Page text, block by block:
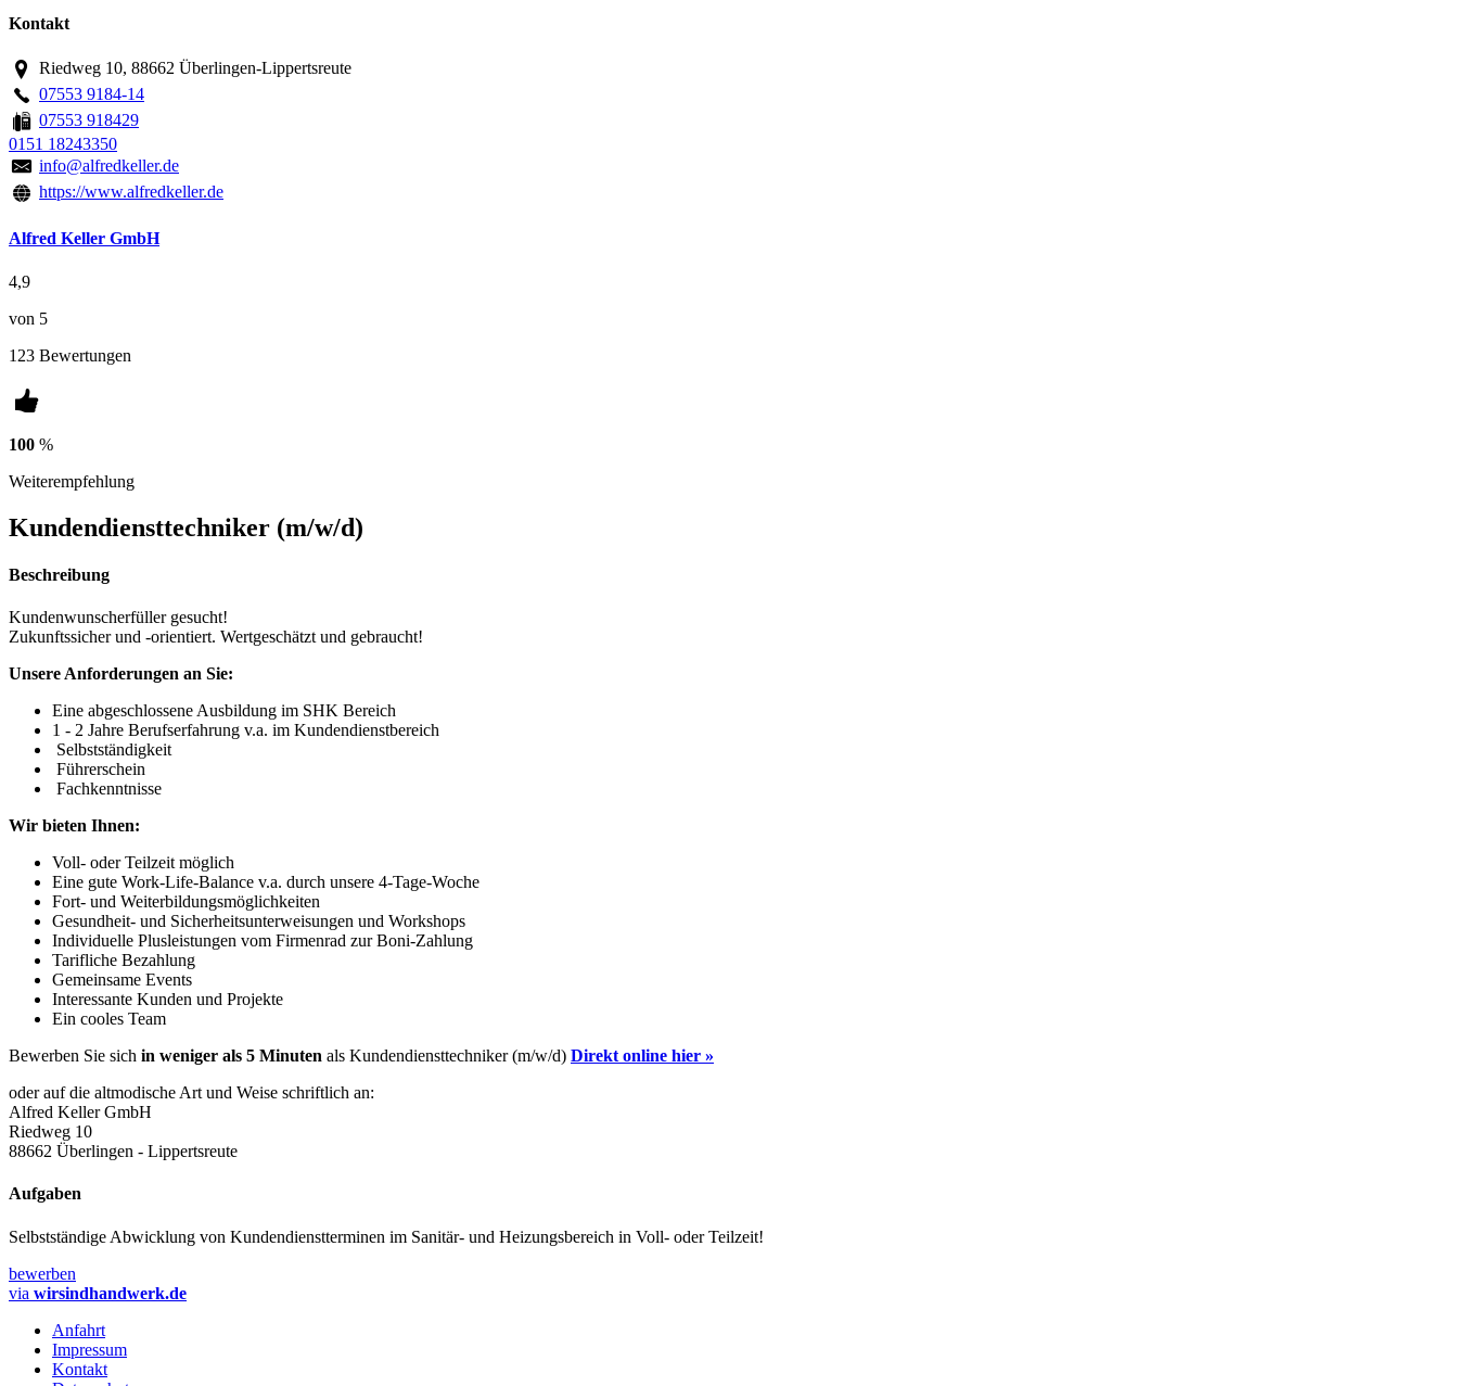
Kontakt
Riedweg 10, 88662 Überlingen-Lippertsreute
07553 9184-14
07553 918429
0151 18243350
info@alfredkeller.de
https://www.alfredkeller.de
Alfred Keller GmbH
4,9
von 5
123 Bewertungen
100 %
Weiterempfehlung
Kundendiensttechniker (m/w/d)
Beschreibung
Kundenwunscherfüller gesucht!
Zukunftssicher und -orientiert. Wertgeschätzt und gebraucht!
Unsere Anforderungen an Sie:
Eine abgeschlossene Ausbildung im SHK Bereich
1 - 2 Jahre Berufserfahrung v.a. im Kundendienstbereich
Selbstständigkeit
Führerschein
Fachkenntnisse
Wir bieten Ihnen:
Voll- oder Teilzeit möglich
Eine gute Work-Life-Balance v.a. durch unsere 4-Tage-Woche
Fort- und Weiterbildungsmöglichkeiten
Gesundheit- und Sicherheitsunterweisungen und Workshops
Individuelle Plusleistungen vom Firmenrad zur Boni-Zahlung
Tarifliche Bezahlung
Gemeinsame Events
Interessante Kunden und Projekte
Ein cooles Team
Bewerben Sie sich in weniger als 5 Minuten als Kundendiensttechniker (m/w/d) Direkt online hier »
oder auf die altmodische Art und Weise schriftlich an:
Alfred Keller GmbH
Riedweg 10
88662 Überlingen - Lippertsreute
Aufgaben
Selbstständige Abwicklung von Kundendienstterminen im Sanitär- und Heizungsbereich in Voll- oder Teilzeit!
bewerben
via wirsindhandwerk.de
Anfahrt
Impressum
Kontakt